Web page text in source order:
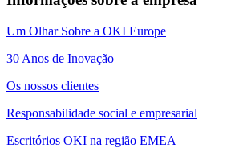
Um Olhar Sobre a OKI Europe
30 Anos de Inovação
Os nossos clientes
Responsabilidade social e empresarial
Escritórios OKI na região EMEA